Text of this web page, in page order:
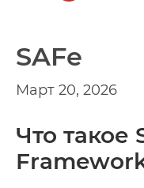
SAFe
Март 20, 2026
Что такое